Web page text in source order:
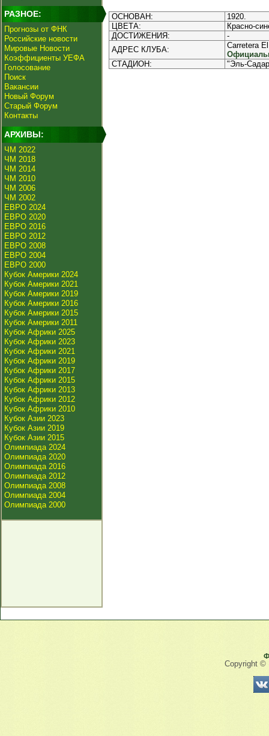
РАЗНОЕ:
Прогнозы от ФНК
Российские новости
Мировые Новости
Коэффициенты УЕФА
Голосование
Поиск
Вакансии
Новый Форум
Старый Форум
Контакты
АРХИВЫ:
ЧМ 2022
ЧМ 2018
ЧМ 2014
ЧМ 2010
ЧМ 2006
ЧМ 2002
ЕВРО 2024
ЕВРО 2020
ЕВРО 2016
ЕВРО 2012
ЕВРО 2008
ЕВРО 2004
ЕВРО 2000
Кубок Америки 2024
Кубок Америки 2021
Кубок Америки 2019
Кубок Америки 2016
Кубок Америки 2015
Кубок Америки 2011
Кубок Африки 2025
Кубок Африки 2023
Кубок Африки 2021
Кубок Африки 2019
Кубок Африки 2017
Кубок Африки 2015
Кубок Африки 2013
Кубок Африки 2012
Кубок Африки 2010
Кубок Азии 2023
Кубок Азии 2019
Кубок Азии 2015
Олимпиада 2024
Олимпиада 2020
Олимпиада 2016
Олимпиада 2012
Олимпиада 2008
Олимпиада 2004
Олимпиада 2000
ОСНОВАН:
1920.
ЦВЕТА:
Красно-
ДОСТИЖЕНИЯ:
-
АДРЕС КЛУБА:
Carretera
СТАДИОН:
"Эль-
Copyright ©